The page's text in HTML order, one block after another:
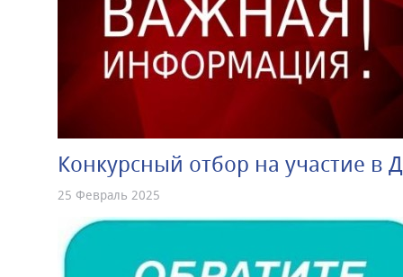
Конкурсный отбор на участие
25 Февраль 2025